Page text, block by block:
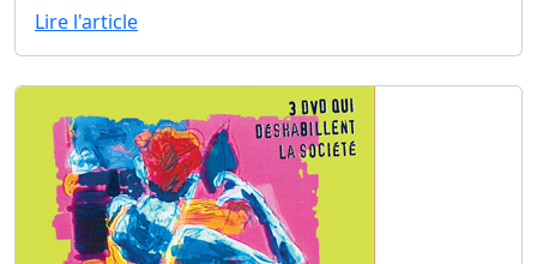
Lire l'article